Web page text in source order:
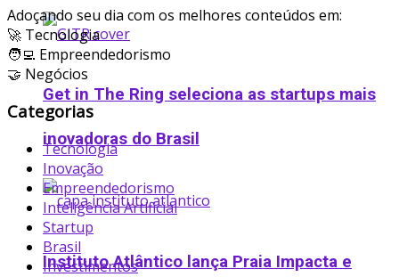
Get in The Ring seleciona as startups mais
inovadoras do Brasil
Instituto Atlântico lança Praia Impacta e
Adoçando seu dia com os melhores conteúdos em:
🚀 Tecnologia
🧑‍💻 Empreendedorismo
🤝 Negócios
Categorias
Tecnologia
Inovação
Empreendedorismo
Inteligência Artificial
Startup
Brasil
Investimentos